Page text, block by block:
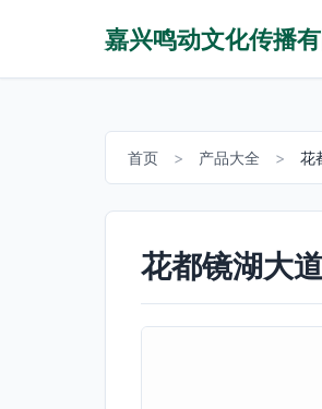
嘉兴鸣动文化传播
首页 > 产品大全 > 花
花都镜湖大